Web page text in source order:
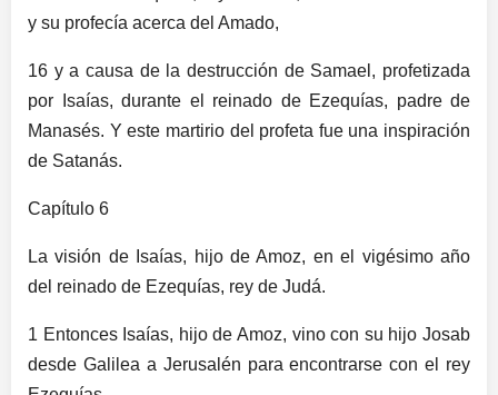
y su profecía acerca del Amado,
16 y a causa de la destrucción de Samael, profetizada
por Isaías, durante el reinado de Ezequías, padre de
Manasés. Y este martirio del profeta fue una inspiración
de Satanás.
Capítulo 6
La visión de Isaías, hijo de Amoz, en el vigésimo año
del reinado de Ezequías, rey de Judá.
1 Entonces Isaías, hijo de Amoz, vino con su hijo Josab
desde Galilea a Jerusalén para encontrarse con el rey